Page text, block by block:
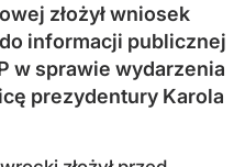
złożył wniosek
informacji publicznej
w sprawie wydarzenia
prezydentury Karola